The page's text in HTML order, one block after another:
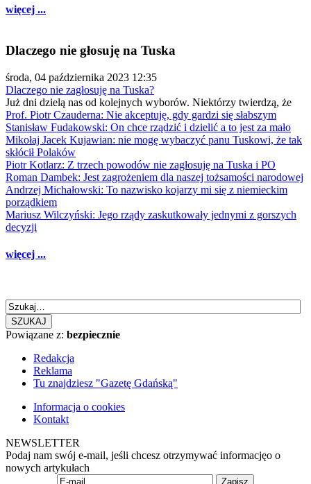
więcej ...
Dlaczego nie głosuję na Tuska
środa, 04 października 2023 12:35
Dlaczego nie zagłosuję na Tuska?
Już dni dzielą nas od kolejnych wyborów. Niektórzy twierdzą, że
Prof. Piotr Czauderna: Nie akceptuję, gdy gardzi się słabszym
Stanisław Fudakowski: On chce rządzić i dzielić a to jest za mało
Mikołaj Jacek Kujawian: nie mogę wybaczyć panu Tuskowi, że tak
skłócił Polaków
Piotr Kotlarz: Z trzech powodów nie zagłosuję na Tuska i PO
Roman Dambek: Jest zagrożeniem dla naszej tożsamości narodowej
Andrzej Michałowski: To nazwisko kojarzy mi się z niemieckim
porządkiem
Mariusz Wilczyński: Jego rządy zaskutkowały jednymi z gorszych
decyzji
więcej ...
SZUKAJ
Powiązane z: bezpiecznie
Redakcja
Reklama
Tu znajdziesz "Gazetę Gdańską"
Informacja o cookies
Kontakt
NEWSLETTER
Podaj nam swój e-mail, jeśli chcesz otrzymywać informacjęo o
nowych artykułach
Zapisz